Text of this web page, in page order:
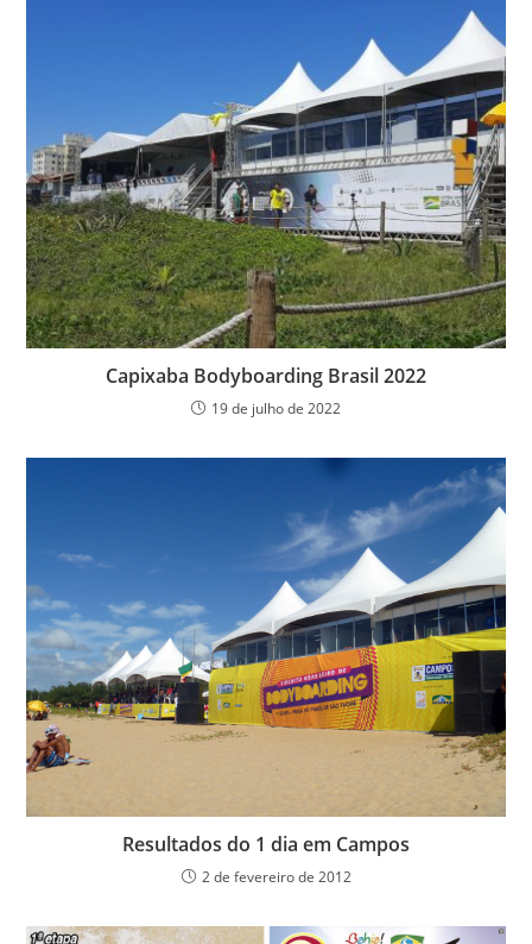
Capixaba Bodyboarding Brasil 2022
19 de julho de 2022
Resultados do 1 dia em Campos
2 de fevereiro de 2012